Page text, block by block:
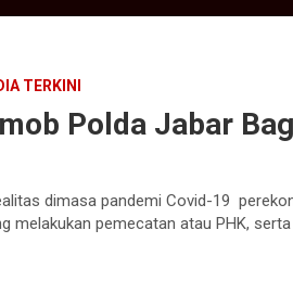
TERKINI
Polda Jabar
dimasa pandemi Covid-19
melakukan pemecatan atau PHK,